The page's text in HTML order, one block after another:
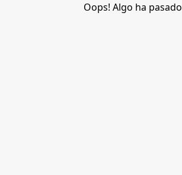
Oops! Algo ha pasado